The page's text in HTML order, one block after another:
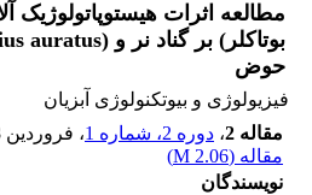
مطالعه اثرات هیستوپاتولوژیک
حوض
فیزیولوژی و بیوتکنولوژی آبزیان
مقاله 2
، دوره 2، شماره 1 ، فروردین 1393
مقاله (2.06 M
)
نویسندگان